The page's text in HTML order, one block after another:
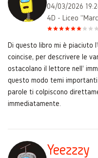
04/03/2026
4D - Liceo
Di questo libro mi è piaciuto
coincise, per descrivere le
ostacolano il lettore nell'
questo modo temi
parole ti colpiscono
immediatamente.
Yeezzzy